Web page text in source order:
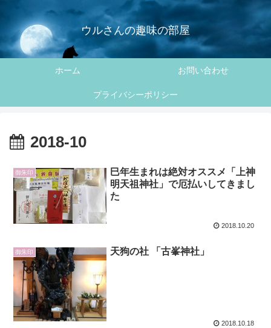
ウルさんの趣味の部屋
ホーム お問い合わせ
プライバシーポリシー
2018-10
御朱印
巳年生まれは絶対オススメ「上神
明天祖神社」で厄払いしてきまし
た
2018.10.20
御朱印 天狗の社 「古峯神社」
2018.10.18